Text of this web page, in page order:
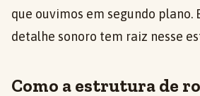
que ouvimos em segundo plano.
detalhe sonoro tem raiz nesse
Como a estrutura de